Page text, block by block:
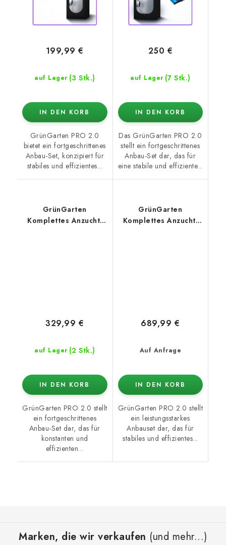
auf Lager (3 Stk.)
199,99 €
IN DEN KORB
GrünGarten PRO 2.0
bietet ein fortgeschrittenes
Anbau-Set, konzipiert für
stabiles und effizientes...
auf Lager (7 Stk.)
250 €
IN DEN KORB
Das GrünGarten PRO 2.0
stellt ein fortgeschrittenes
Anbau-Set dar, das für
eine stabile und effiziente...
GrünGarten
Komplettes Anzucht-
auf Lager (2 Stk.)
329,99 €
IN DEN KORB
GrünGarten PRO 2.0 stellt
ein fortgeschrittenes
Anbau-Set dar, das für
konstanten und
effizienten...
GrünGarten
Komplettes Anzucht-
Auf Anfrage
689,99 €
IN DEN KORB
GrünGarten PRO 2.0 stellt
ein leistungsstarkes
Anbauset dar, das für
stabiles und effizientes...
Marken, die wir verkaufen (und mehr...)